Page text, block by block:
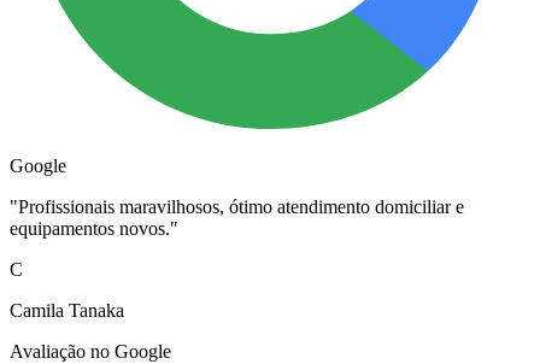
Google
"Profissionais maravilhosos, ótimo atendimento domiciliar e
equipamentos novos."
C
Camila Tanaka
Avaliação no Google